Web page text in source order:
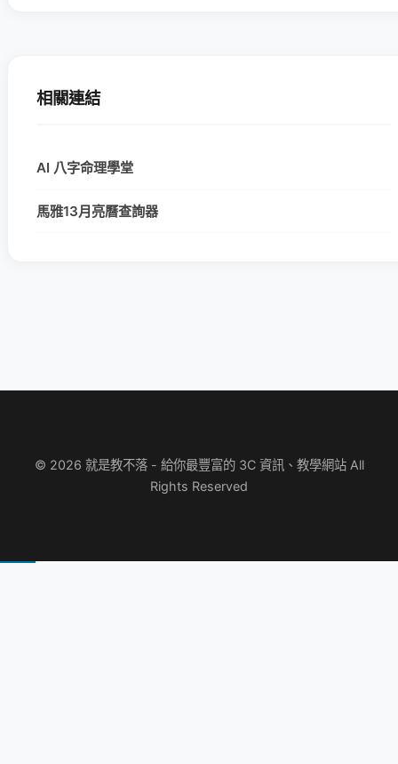
相關連結
AI 八字命理學堂
馬雅13月亮曆查詢器
© 2026 就是教不落 - 給你最豐富的 3C 資訊、教學網站 All
Rights Reserved